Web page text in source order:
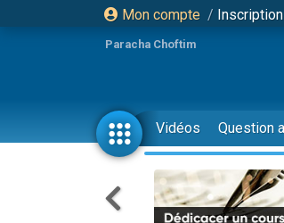
Mon compte / Inscription
Paracha Choftim
Vidéos Question